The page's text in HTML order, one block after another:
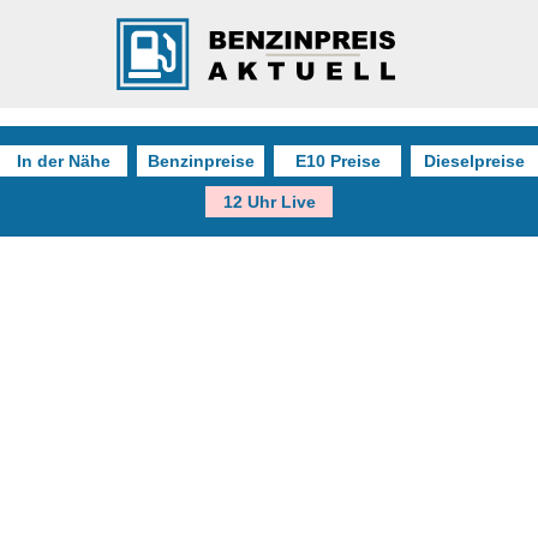
In der Nähe Benzinpreise E10 Preise Dieselpreise
12 Uhr Live